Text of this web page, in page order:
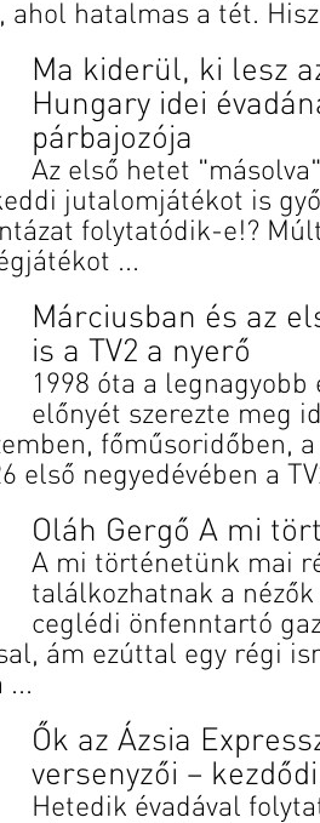
ahol hatalmas a tét.
Ma kiderül, ki lesz
Hungary idei
párbajozója
Az első hetet
jutalomjátékot is
folytatódik-e!?
...
Márciusban és az
is a TV2 a nyerő
1998 óta a legnagyobb
előnyét szerezte meg
főműsoridőben,
első negyedévében a
Oláh Gergő A mi
A mi történetünk mai
találkozhatnak a
ceglédi önfenntartó
ám ezúttal egy régi
...
Ők az Ázsia
versenyzői –
Hetedik évadával